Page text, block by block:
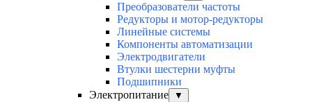
Преобразователи частоты
Редукторы и мотор-редукторы
Линейные системы
Компоненты автоматизации
Электродвигатели
Втулки шестерни муфты
Подшипники
Электропитание
▼